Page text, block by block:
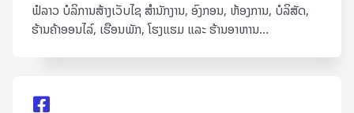
ຟໍລາວ ບໍລິການສ້າງເວັບໄຊ ສຳນັກງານ, ອົງກອນ, ຫ້ອງການ, ບໍລິສັດ,
ຮ້ານຄ້າອອນໄລ໌, ເຮືອນພັກ, ໂຮງແຮມ ແລະ ຮ້ານອາຫານ...